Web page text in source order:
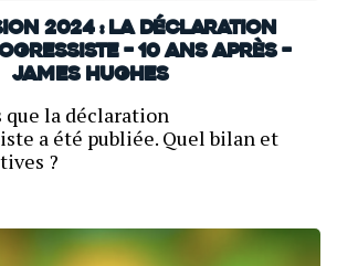
2024 : La déclaration
– 10 ans après –
James Hughes
que la déclaration
a été publiée. Quel bilan et
?